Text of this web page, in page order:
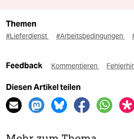
Themen
#Lieferdienst #Arbeitsbedingungen
Feedback Kommentieren
Diesen Artikel teilen